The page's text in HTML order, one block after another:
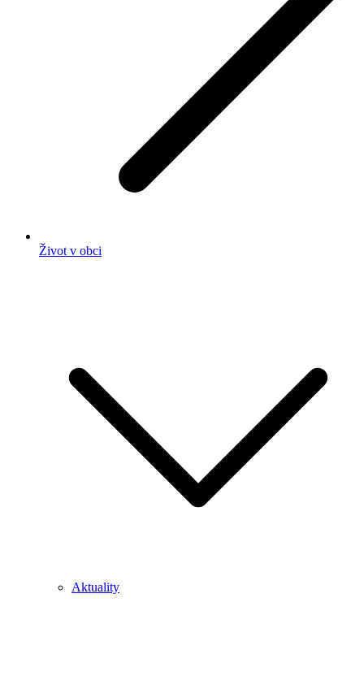
Život v obci
Aktuality